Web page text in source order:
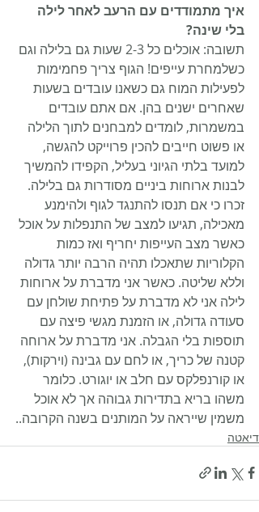
איך מתמודדים עם הרעב לאחר לילה
בלי שינה?
תשובה: אוכלים כל 2-3 שעות גם בלילה וגם
כשלמחרת עייפים! הגוף צריך פחמימות
לפעילות המוח גם כשאנו עובדים בשעות
שאחרים ישנים בהן. אם אתם עובדים
במשמרות, לומדים למבחנים לתוך הלילה
או פשוט חייבים להכין פרוייקט להגשה,
למועד בלתי הגיוני בעליל, הקפידו להמשיך
לבנות ארוחות ביניים מסודרות גם בלילה.
זכרו כי אם תנסו להתנגד לגוף ולהימנע
מאכילה, תגיעו למצב של התנפלות על אוכל
כאשר מצב העייפות יחריף ואז כמות
הקלוריות שתאכלו תהיה הרבה יותר גדולה
וללא שליטה. כאשר אני מדברת על ארוחות
לילה אני לא מדברת על פתיחת שולחן עם
סעודה גדולה, או הזמנת מגשי פיצה עם
תוספות בלי הגבלה. אני מדברת על ארוחה
קטנה של כריך, או לחם עם גבינה (וירקות),
או קורנפלקס עם חלב או יוגורט. כלומר
משהו בריא בתדירות גבוהה אך לא אוכל
משמין שייראה על המותנים בשנה הקרובה..
דיאטה